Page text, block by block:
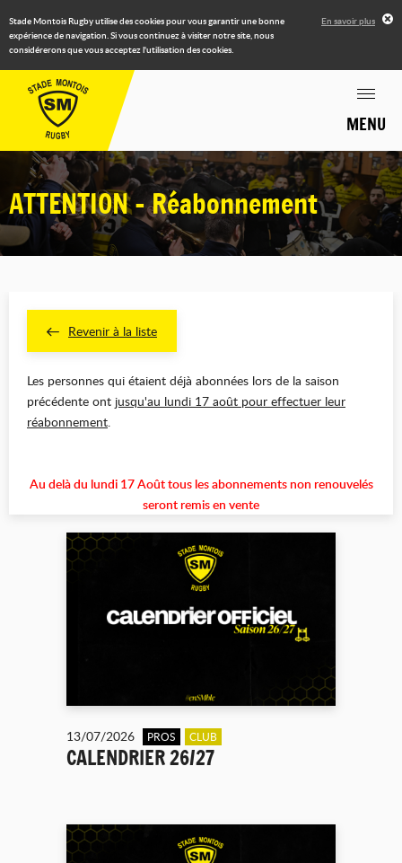
Stade Montois Rugby utilise des cookies pour vous garantir une bonne
expérience de navigation. Si vous continuez à visiter notre site, nous
considérerons que vous acceptez l'utilisation des cookies.
En savoir plus
MENU
ATTENTION - Réabonnement
Revenir à la liste
Les personnes qui étaient déjà abonnées lors de la saison
précédente ont jusqu'au lundi 17 août pour effectuer leur
réabonnement.
Au delà du lundi 17 Août tous les abonnements non renouvelés
seront remis en vente
13/07/2026 PROS CLUB
CALENDRIER 26/27